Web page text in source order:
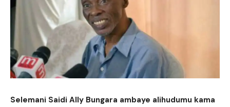
Selemani Saidi Ally Bungara ambaye alihudumu kama